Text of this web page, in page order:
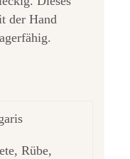
der Hand
Rübe,